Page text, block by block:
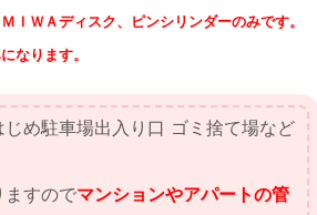
ＷＡディスク、ピンシリンダーのみです。
なります。
め駐車場出入り口 ゴミ捨て場など
ますのでマンションやアパートの管